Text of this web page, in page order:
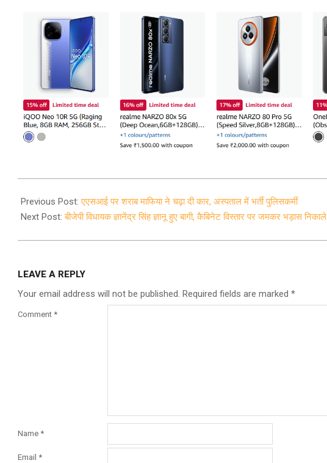
02-
08
Previous Post:एएसआई पर शराब माफिया ने चढ़ा दी कार, अस्पताल में भर्ती पुलिसकर्मी
Next Post:बीजेपी विधायक ज्ञानेंद्र सिंह ज्ञानू हुए बागी, कैबिनेट विस्तार पर जमकर भड़ास निकाले
LEAVE A REPLY
Your email address will not be published. Required fields are marked *
Comment *
Name *
Email *